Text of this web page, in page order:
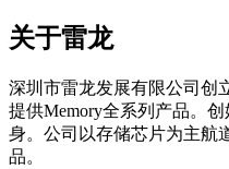
关于雷龙
深圳市雷龙发展有限公司创
提供Memory全系列产品。
身。公司以存储芯片为主航
品。